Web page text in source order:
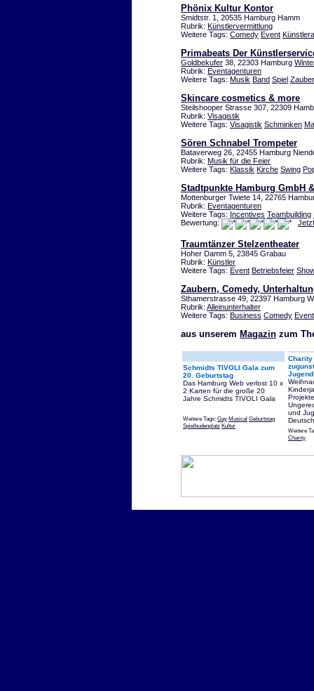
Phönix Kultur Kontor
Smidtstr. 1, 20535 Hamburg Hamm
Rubrik: Künstlervermittlung
Weitere Tags: Comedy Event
Primabeats Der
Goldbekufer 38, 22303 Hamburg
Rubrik: Eventagenturen
Weitere Tags: Musik Band Spiel
Skincare cosmetics & more
Steilshooper Strasse 307, 22309
Rubrik: Visagistik
Weitere Tags: Visagistik Schminken
Sören Schnabel Trompeter
Bataverweg 26, 22455 Hamburg
Rubrik: Musik für die Feier
Weitere Tags: Klassik Kirche Swing
Stadtpunkte Hamburg GmbH
Mottenburger Twiete 14, 22765
Rubrik: Eventagenturen
Weitere Tags: Incentives Teambuilding
Bewertung:
Traumtänzer Stelzentheater
Hoher Damm 5, 23845 Grabau
Rubrik: Künstler
Weitere Tags: Event Betriebsfeier
Zaubern, Comedy,
Sthamerstrasse 49, 22397 Hamburg
Rubrik: Alleinunterhalter
Weitere Tags: Business Comedy Event
aus unserem Magazin zum
Schmidts TIVOLI Gala zum
20. Geburtstag
Das Hamburg Web verlost 10 x
2 Karten für die große 20
Jahre Schmidts TIVOLI Gala
Weitere Tags: Gay Musical Geburtstag
Spielbudenplatz Kultur
Charity
und
Weitere
Charity